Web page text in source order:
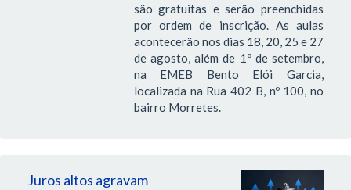
são gratuitas e serão preenchidas
por ordem de inscrição. As aulas
acontecerão nos dias 18, 20, 25 e 27
de agosto, além de 1º de setembro,
na EMEB Bento Elói Garcia,
localizada na Rua 402 B, nº 100, no
bairro Morretes.
Juros altos agravam